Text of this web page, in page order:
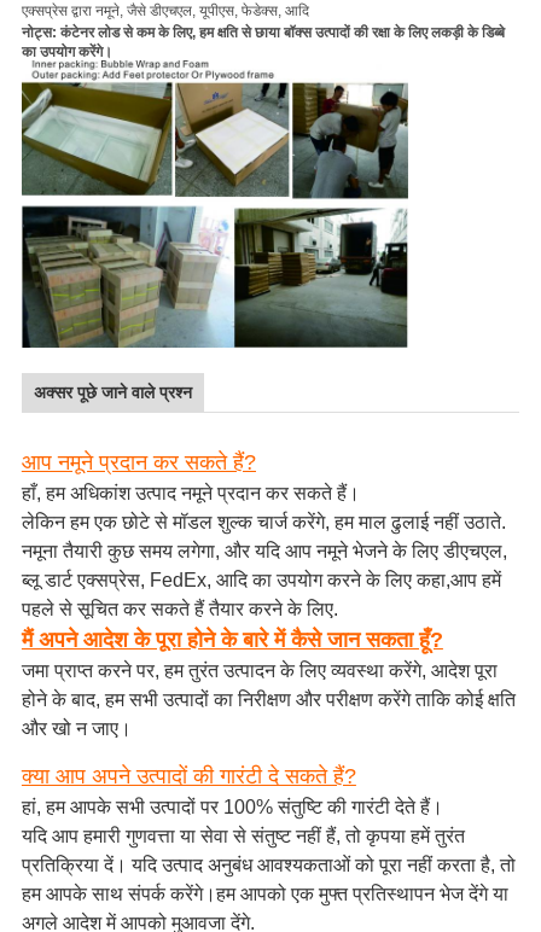
एक्सप्रेस द्वारा नमूने, जैसे डीएचएल, यूपीएस, फेडेक्स, आदि
नोट्स: कंटेनर लोड से कम के लिए, हम क्षति से छाया बॉक्स उत्पादों की रक्षा के लिए लकड़ी के डिब्बे
का उपयोग करेंगे।
अक्सर पूछे जाने वाले प्रश्न
आप नमूने प्रदान कर सकते हैं?
हाँ, हम अधिकांश उत्पाद नमूने प्रदान कर सकते हैं।
लेकिन हम एक छोटे से मॉडल शुल्क चार्ज करेंगे, हम माल ढुलाई नहीं उठाते.
नमूना तैयारी कुछ समय लगेगा, और यदि आप नमूने भेजने के लिए डीएचएल,
ब्लू डार्ट एक्सप्रेस, FedEx, आदि का उपयोग करने के लिए कहा,आप हमें
पहले से सूचित कर सकते हैं तैयार करने के लिए.
मैं अपने आदेश के पूरा होने के बारे में कैसे जान सकता हूँ?
जमा प्राप्त करने पर, हम तुरंत उत्पादन के लिए व्यवस्था करेंगे, आदेश पूरा
होने के बाद, हम सभी उत्पादों का निरीक्षण और परीक्षण करेंगे ताकि कोई क्षति
और खो न जाए।
क्या आप अपने उत्पादों की गारंटी दे सकते हैं?
हां, हम आपके सभी उत्पादों पर 100% संतुष्टि की गारंटी देते हैं।
यदि आप हमारी गुणवत्ता या सेवा से संतुष्ट नहीं हैं, तो कृपया हमें तुरंत
प्रतिक्रिया दें। यदि उत्पाद अनुबंध आवश्यकताओं को पूरा नहीं करता है, तो
हम आपके साथ संपर्क करेंगे।हम आपको एक मुफ्त प्रतिस्थापन भेज देंगे या
अगले आदेश में आपको मुआवजा देंगे.